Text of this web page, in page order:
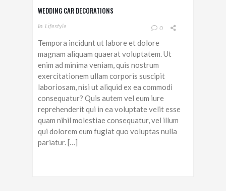
WEDDING CAR DECORATIONS
In Lifestyle 0
Tempora incidunt ut labore et dolore
magnam aliquam quaerat voluptatem. Ut
enim ad minima veniam, quis nostrum
exercitationem ullam corporis suscipit
laboriosam, nisi ut aliquid ex ea commodi
consequatur? Quis autem vel eum iure
reprehenderit qui in ea voluptate velit esse
quam nihil molestiae consequatur, vel illum
qui dolorem eum fugiat quo voluptas nulla
pariatur. […]